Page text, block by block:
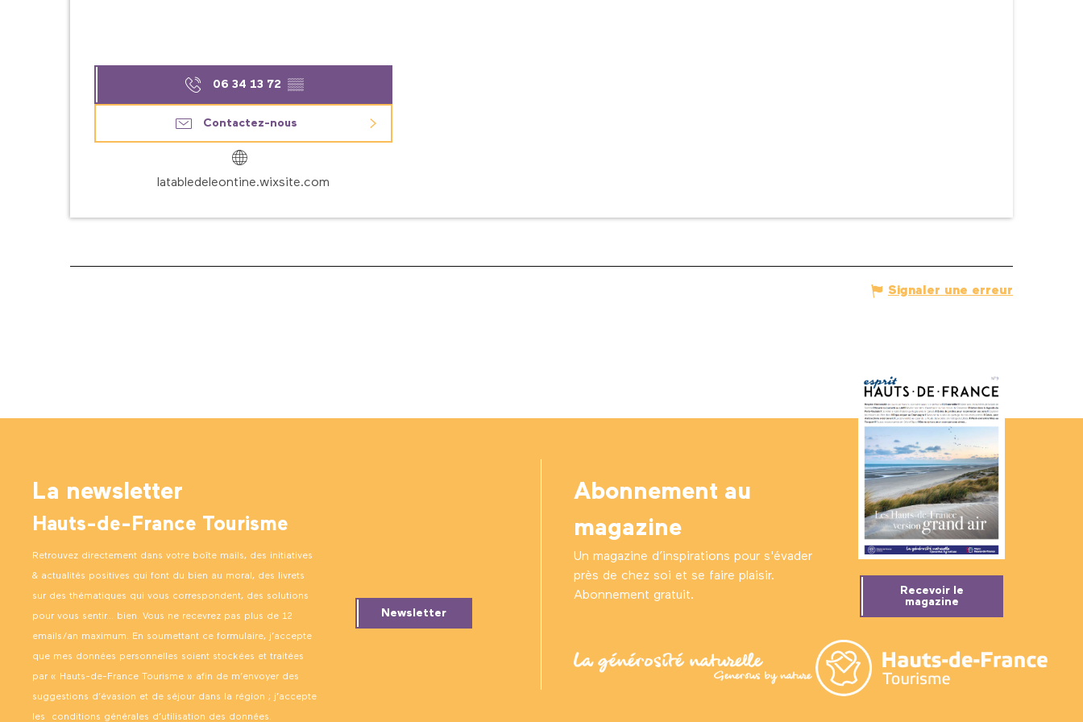
06 34 13 72 ▒▒
Contactez-nous
latabledeleontine.wixsite.com
Signaler une erreur
La newsletter
Hauts-de-France Tourisme
Retrouvez directement dans votre boîte mails, des initiatives
& actualités positives qui font du bien au moral, des livrets
sur des thématiques qui vous correspondent, des solutions
pour vous sentir… bien. Vous ne recevrez pas plus de 12
emails/an maximum. En soumettant ce formulaire, j’accepte
que mes données personnelles soient stockées et traitées
par « Hauts-de-France Tourisme » afin de m’envoyer des
suggestions d’évasion et de séjour dans la région ; j’accepte
les conditions générales d’utilisation des données.
Newsletter
Abonnement au
magazine
Un magazine d’inspirations pour s'évader
près de chez soi et se faire plaisir.
Abonnement gratuit.
Recevoir le
magazine